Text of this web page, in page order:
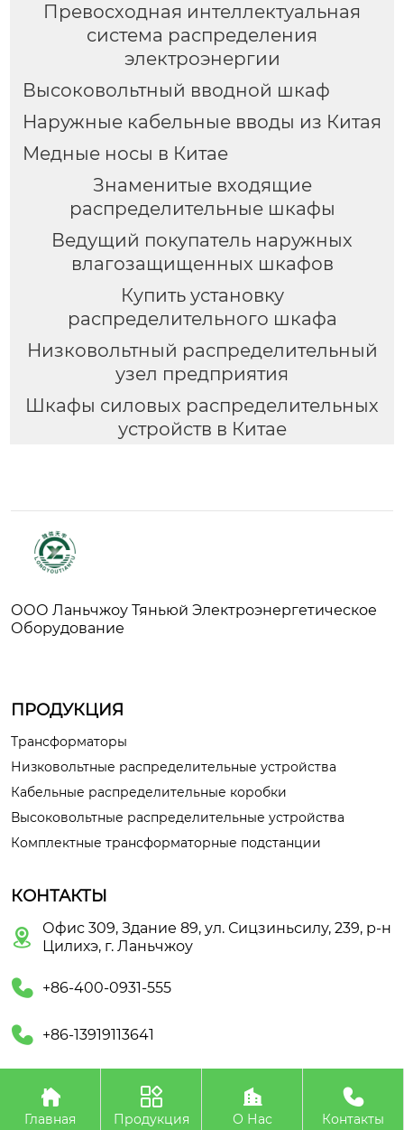
Превосходная интеллектуальная
система распределения
электроэнергии
Высоковольтный вводной шкаф
Наружные кабельные вводы из Китая
Медные носы в Китае
Знаменитые входящие
распределительные шкафы
Ведущий покупатель наружных
влагозащищенных шкафов
Купить установку
распределительного шкафа
Низковольтный распределительный
узел предприятия
Шкафы силовых распределительных
устройств в Китае
ООО Ланьчжоу Тяньюй Электроэнергетическое
Оборудование
ПРОДУКЦИЯ
Трансформаторы
Низковольтные распределительные устройства
Кабельные распределительные коробки
Высоковольтные распределительные устройства
Комплектные трансформаторные подстанции
КОНТАКТЫ

Офис 309, Здание 89, ул. Сицзиньсилу, 239, р-н
Цилихэ, г. Ланьчжоу
 +86-400-0931-555
 +86-13919113641
Авторское право©ООО Ланьчжоу Тяньюй
Электроэнергетическое Оборудование

Главная

Продукция

О Нас

Контакты